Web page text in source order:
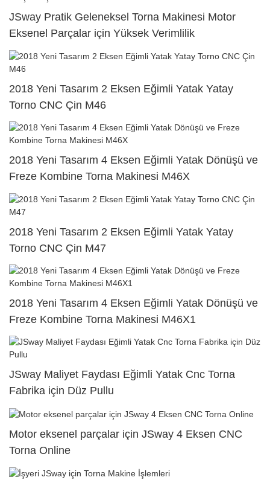
JSway Pratik Geleneksel Torna Makinesi Motor
Eksenel Parçalar için Yüksek Verimlilik
2018 Yeni Tasarım 2 Eksen Eğimli Yatak Yatay
Torno CNC Çin M46
2018 Yeni Tasarım 4 Eksen Eğimli Yatak Dönüşü ve
Freze Kombine Torna Makinesi M46X
2018 Yeni Tasarım 2 Eksen Eğimli Yatak Yatay
Torno CNC Çin M47
2018 Yeni Tasarım 4 Eksen Eğimli Yatak Dönüşü ve
Freze Kombine Torna Makinesi M46X1
JSway Maliyet Faydası Eğimli Yatak Cnc Torna
Fabrika için Düz Pullu
Motor eksenel parçalar için JSway 4 Eksen CNC
Torna Online